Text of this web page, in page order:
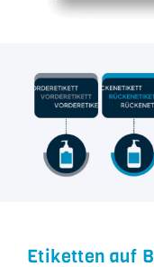
Etiketten auf